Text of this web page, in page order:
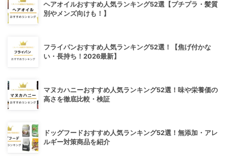
ヘアオイルおすすめ人気ランキング52選【プチプラ・髪質
別やメンズ向けも！】
フライパンおすすめ人気ランキング52選！【焦げ付かな
い・長持ち！2026最新】
マヌカハニーおすすめ人気ランキング52選！味や栄養価の
高さを徹底比較・検証
ドッグフードおすすめ人気ランキング52選！無添加・アレ
ルギー対策商品を紹介